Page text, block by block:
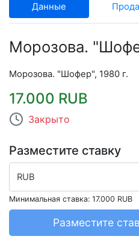
Данные
Морозова.
Морозова. "Шофер", 1980 г.
17.000 RUB
Закрыто
Разместите ставку
RUB
Минимальная ставка: 17.000 RUB
Разместите